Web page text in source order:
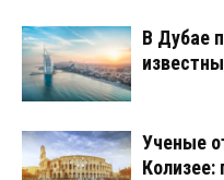
В Дубае
Ученые
Колизее: